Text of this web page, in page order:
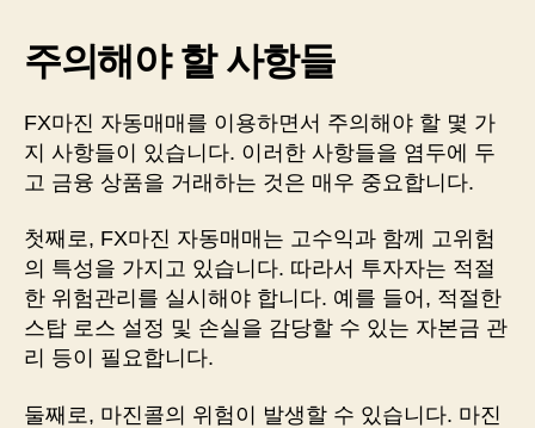
주의해야 할 사항들
FX마진 자동매매를 이용하면서 주의해야 할 몇 가
지 사항들이 있습니다. 이러한 사항들을 염두에 두
고 금융 상품을 거래하는 것은 매우 중요합니다.
첫째로, FX마진 자동매매는 고수익과 함께 고위험
의 특성을 가지고 있습니다. 따라서 투자자는 적절
한 위험관리를 실시해야 합니다. 예를 들어, 적절한
스탑 로스 설정 및 손실을 감당할 수 있는 자본금 관
리 등이 필요합니다.
둘째로, 마진콜의 위험이 발생할 수 있습니다. 마진